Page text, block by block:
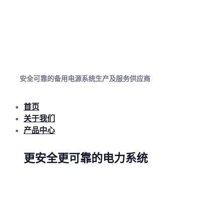
安全可靠的备用电源系统生产及服务供应商
首页
关于我们
产品中心
更安全更可靠的电力系统